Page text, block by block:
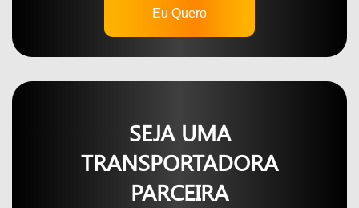
Eu Quero
SEJA UMA
TRANSPORTADORA
PARCEIRA